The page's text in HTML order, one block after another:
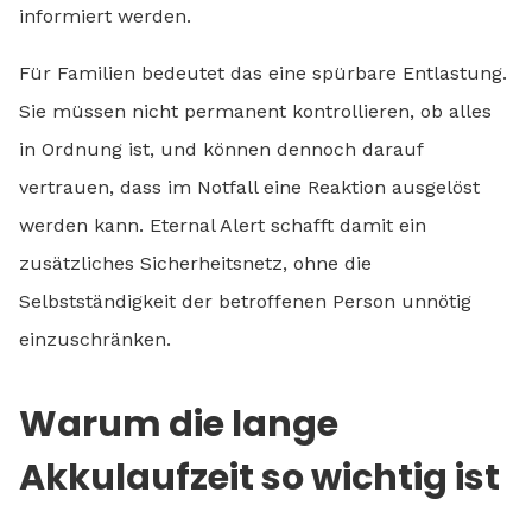
informiert werden.
Für Familien bedeutet das eine spürbare Entlastung.
Sie müssen nicht permanent kontrollieren, ob alles
in Ordnung ist, und können dennoch darauf
vertrauen, dass im Notfall eine Reaktion ausgelöst
werden kann. Eternal Alert schafft damit ein
zusätzliches Sicherheitsnetz, ohne die
Selbstständigkeit der betroffenen Person unnötig
einzuschränken.
Warum die lange
Akkulaufzeit so wichtig ist